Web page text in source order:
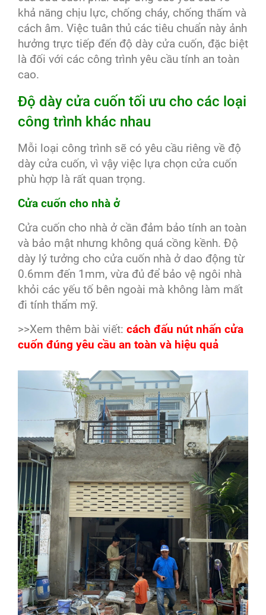
khả năng chịu lực, chống cháy, chống thấm và
cách âm. Việc tuân thủ các tiêu chuẩn này ảnh
hưởng trực tiếp đến độ dày cửa cuốn, đặc biệt
là đối với các công trình yêu cầu tính an toàn
cao.
Độ dày cửa cuốn tối ưu cho các loại
công trình khác nhau
Mỗi loại công trình sẽ có yêu cầu riêng về độ
dày cửa cuốn, vì vậy việc lựa chọn cửa cuốn
phù hợp là rất quan trọng.
Cửa cuốn cho nhà ở
Cửa cuốn cho nhà ở cần đảm bảo tính an toàn
và bảo mật nhưng không quá cồng kềnh. Độ
dày lý tưởng cho cửa cuốn nhà ở dao động từ
0.6mm đến 1mm, vừa đủ để bảo vệ ngôi nhà
khỏi các yếu tố bên ngoài mà không làm mất
đi tính thẩm mỹ.
>>Xem thêm bài viết: cách đấu nút nhấn cửa
cuốn đúng yêu cầu an toàn và hiệu quả